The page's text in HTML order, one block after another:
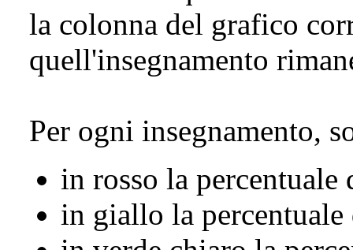
la colonna del grafico
quell'insegnamento
Per ogni insegnamento,
in rosso la
in giallo la